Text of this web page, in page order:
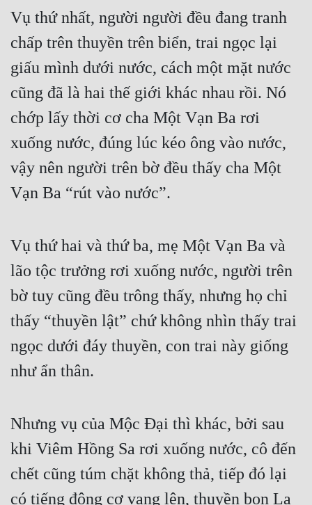
Vụ thứ nhất, người người đều đang tranh
chấp trên thuyền trên biển, trai ngọc lại
giấu mình dưới nước, cách một mặt nước
cũng đã là hai thế giới khác nhau rồi. Nó
chớp lấy thời cơ cha Một Vạn Ba rơi
xuống nước, đúng lúc kéo ông vào nước,
vậy nên người trên bờ đều thấy cha Một
Vạn Ba “rút vào nước”.
Vụ thứ hai và thứ ba, mẹ Một Vạn Ba và
lão tộc trưởng rơi xuống nước, người trên
bờ tuy cũng đều trông thấy, nhưng họ chỉ
thấy “thuyền lật” chứ không nhìn thấy trai
ngọc dưới đáy thuyền, con trai này giống
như ẩn thân.
Nhưng vụ của Mộc Đại thì khác, bởi sau
khi Viêm Hồng Sa rơi xuống nước, cô đến
chết cũng túm chặt không thả, tiếp đó lại
có tiếng động cơ vang lên, thuyền bọn La